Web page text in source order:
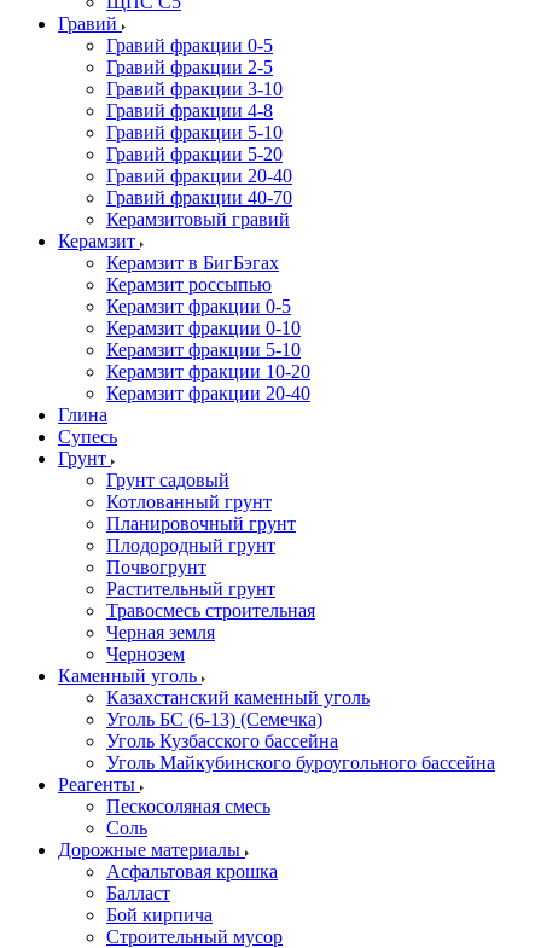
Гравий
Гравий фракции 0-5
Гравий фракции 2-5
Гравий фракции 3-10
Гравий фракции 4-8
Гравий фракции 5-10
Гравий фракции 5-20
Гравий фракции 20-40
Гравий фракции 40-70
Керамзитовый гравий
Керамзит
Керамзит в БигБэгах
Керамзит россыпью
Керамзит фракции 0-5
Керамзит фракции 0-10
Керамзит фракции 5-10
Керамзит фракции 10-20
Керамзит фракции 20-40
Глина
Супесь
Грунт
Грунт садовый
Котлованный грунт
Планировочный грунт
Плодородный грунт
Почвогрунт
Растительный грунт
Травосмесь строительная
Черная земля
Чернозем
Каменный уголь
Казахстанский каменный уголь
Уголь БС (6-13) (Семечка)
Уголь Кузбасского бассейна
Уголь Майкубинского буроугольного бассейна
Реагенты
Пескосоляная смесь
Соль
Дорожные материалы
Асфальтовая крошка
Балласт
Бой кирпича
Строительный мусор